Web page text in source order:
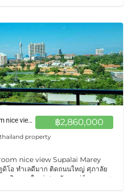
฿2,860,000
For Sale condo studio room nice view Supalai Marey Pattaya ขายคอนโดห้องสตูดิโอ ทำเลดีมาก ติดถนนใหญ่ ศุภาลัยมาเร่ย์
thailand property
nice view Supalai Marey
โอ ทำเลดีมาก ติดถนนใหญ่ ศุภาลัย
าก ติดถนนใหญ่ ศุภาลัยมาเร่ย์ ถนนเทพ